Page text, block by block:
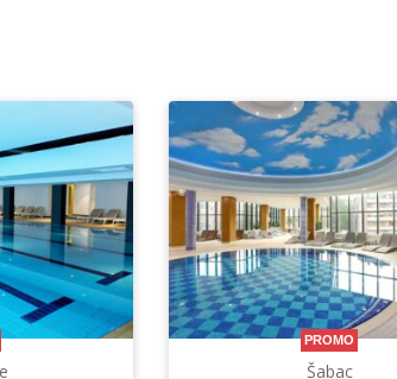
PROMO
Šabac